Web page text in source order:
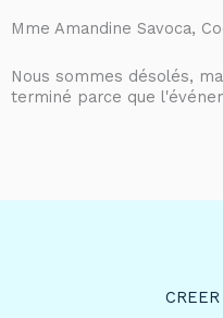
Mme Amandine Savoca,
Nous sommes désolés,
terminé parce que